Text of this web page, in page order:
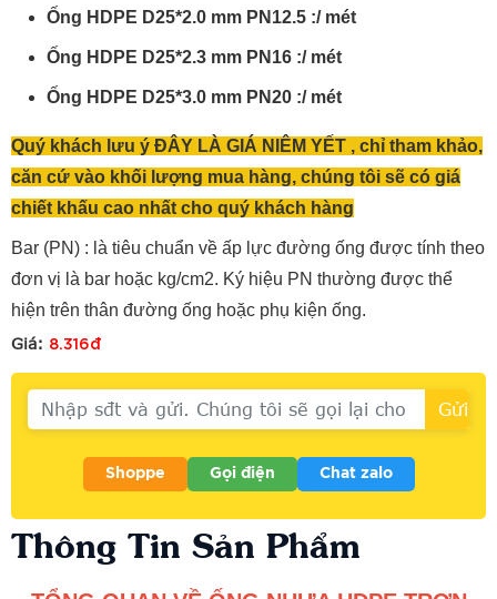
Ống HDPE D25*2.0 mm PN12.5 :/ mét
Ống HDPE D25*2.3 mm PN16 :/ mét
Ống HDPE D25*3.0 mm PN20 :/ mét
Quý khách lưu ý ĐÂY LÀ GIÁ NIÊM YẾT , chỉ tham khảo,
căn cứ vào khối lượng mua hàng, chúng tôi sẽ có giá
chiết khấu cao nhất cho quý khách hàng
Bar (PN) : là tiêu chuẩn về ấp lực đường ống được tính theo
đơn vị là bar hoặc kg/cm2. Ký hiệu PN thường được thể
hiện trên thân đường ống hoặc phụ kiện ống.
Giá: 8.316đ
Shoppe Gọi điện Chat zalo
Thông Tin Sản Phẩm